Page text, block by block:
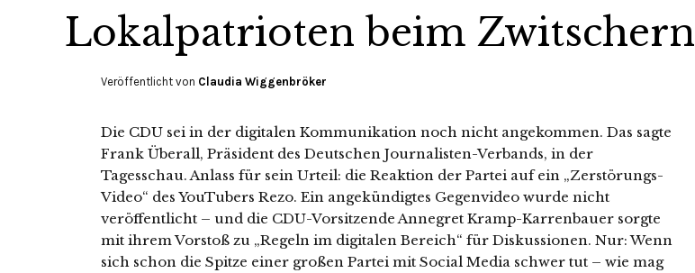
Lokalpatrioten beim Zwitschern
Veröffentlicht von Claudia Wiggenbröker
Die CDU sei in der digitalen Kommunikation noch nicht angekommen. Das sagte
Frank Überall, Präsident des Deutschen Journalisten-Verbands, in der
Tagesschau. Anlass für sein Urteil: die Reaktion der Partei auf ein „Zerstörungs-
Video“ des YouTubers Rezo. Ein angekündigtes Gegenvideo wurde nicht
veröffentlicht – und die CDU-Vorsitzende Annegret Kramp-Karrenbauer sorgte
mit ihrem Vorstoß zu „Regeln im digitalen Bereich“ für Diskussionen. Nur: Wenn
sich schon die Spitze einer großen Partei mit Social Media schwer tut – wie mag